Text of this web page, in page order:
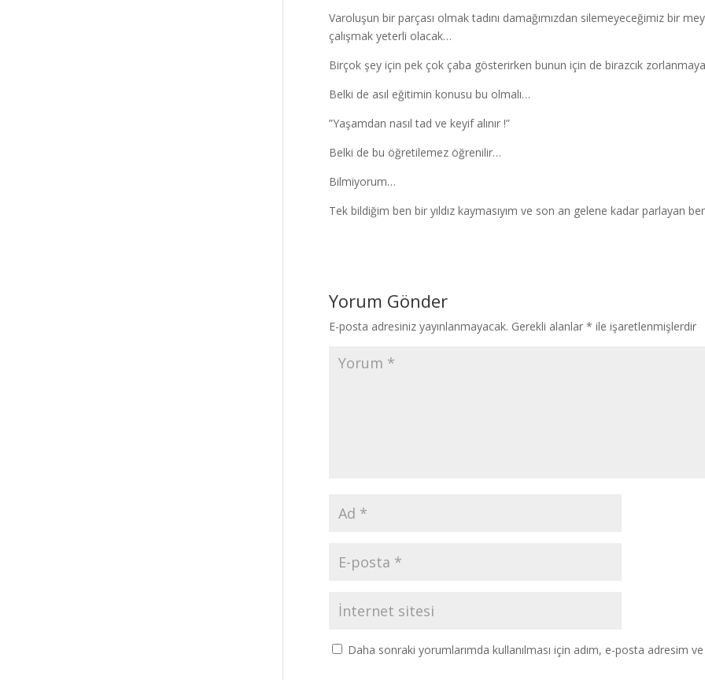
Varoluşun bir parçası olmak tadını damağımızdan silemeyeceğimiz bir
çalışmak yeterli olacak…
Birçok şey için pek çok çaba gösterirken bunun için de birazcık
Belki de asıl eğitimin konusu bu olmalı…
”Yaşamdan nasıl tad ve keyif alınır !”
Belki de bu öğretilemez öğrenilir…
Bilmiyorum…
Tek bildiğim ben bir yıldız kaymasıyım ve son an gelene kadar parlayan
Yorum Gönder
E-posta adresiniz yayınlanmayacak. Gerekli alanlar * ile işaretlenmişlerdir
Daha sonraki yorumlarımda kullanılması için adım, e-posta adresim